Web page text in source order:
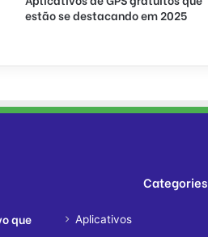
estão se destacando em 2025
que
Categories
Aplicativos